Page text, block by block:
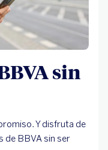
sin
Y disfruta de
de BBVA sin ser